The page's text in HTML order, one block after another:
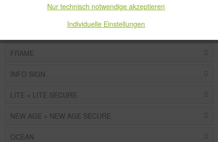
CLICK SIGN
FRAME
INFO SIGN
LITE + LITE SECURE
NEW AGE + NEW AGE SECURE
OCEAN
Individuelle Einstellungen
Nur technisch notwendige akzeptieren